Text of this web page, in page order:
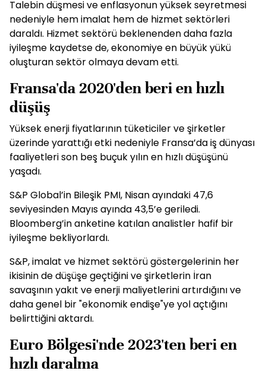
Talebin düşmesi ve enflasyonun yüksek seyretmesi
nedeniyle hem imalat hem de hizmet sektörleri
daraldı. Hizmet sektörü beklenenden daha fazla
iyileşme kaydetse de, ekonomiye en büyük yükü
oluşturan sektör olmaya devam etti.
Fransa'da 2020'den beri en hızlı
düşüş
Yüksek enerji fiyatlarının tüketiciler ve şirketler
üzerinde yarattığı etki nedeniyle Fransa’da iş dünyası
faaliyetleri son beş buçuk yılın en hızlı düşüşünü
yaşadı.
S&P Global’in Bileşik PMI, Nisan ayındaki 47,6
seviyesinden Mayıs ayında 43,5’e geriledi.
Bloomberg’in anketine katılan analistler hafif bir
iyileşme bekliyorlardı.
S&P, imalat ve hizmet sektörü göstergelerinin her
ikisinin de düşüşe geçtiğini ve şirketlerin İran
savaşının yakıt ve enerji maliyetlerini artırdığını ve
daha genel bir "ekonomik endişe"ye yol açtığını
belirttiğini aktardı.
Euro Bölgesi'nde 2023'ten beri en
hızlı daralma